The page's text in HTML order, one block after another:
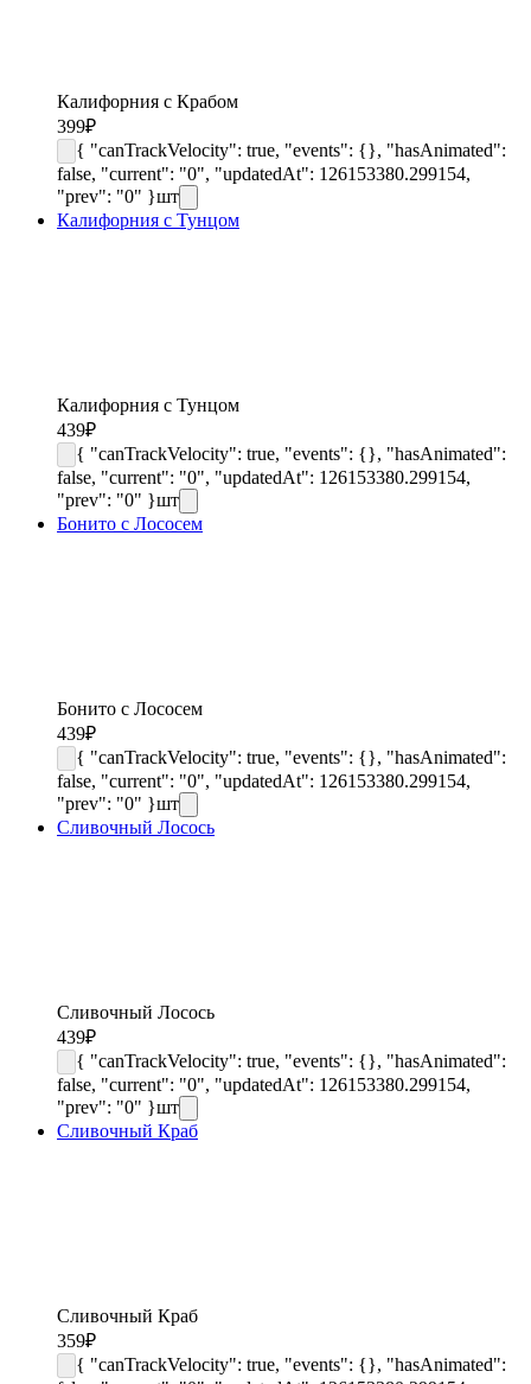
Калифорния с Крабом
399₽
{ "canTrackVelocity": true, "events": {}, "hasAnimated":
false, "current": "0", "updatedAt": 126153380.299154,
"prev": "0" }шт
Калифорния с Тунцом
Калифорния с Тунцом
439₽
{ "canTrackVelocity": true, "events": {}, "hasAnimated":
false, "current": "0", "updatedAt": 126153380.299154,
"prev": "0" }шт
Бонито с Лососем
Бонито с Лососем
439₽
{ "canTrackVelocity": true, "events": {}, "hasAnimated":
false, "current": "0", "updatedAt": 126153380.299154,
"prev": "0" }шт
Сливочный Лосось
Сливочный Лосось
439₽
{ "canTrackVelocity": true, "events": {}, "hasAnimated":
false, "current": "0", "updatedAt": 126153380.299154,
"prev": "0" }шт
Сливочный Краб
Сливочный Краб
359₽
{ "canTrackVelocity": true, "events": {}, "hasAnimated":